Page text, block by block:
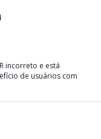
incorreto e está
de usuários com